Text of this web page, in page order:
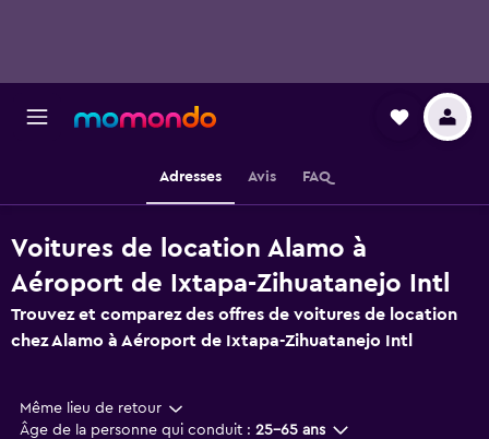
Adresses Avis FAQ
Voitures de location Alamo à
Aéroport de Ixtapa-Zihuatanejo Intl
Trouvez et comparez des offres de voitures de location
chez Alamo à Aéroport de Ixtapa-Zihuatanejo Intl
Même lieu de retour
Âge de la personne qui conduit : 25-65 ans